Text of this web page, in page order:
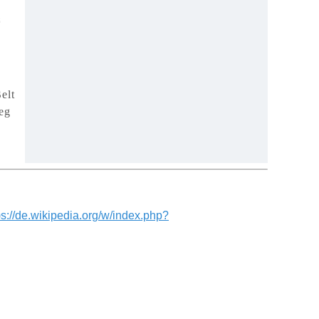
de.wikipedia.org/w/index.php?